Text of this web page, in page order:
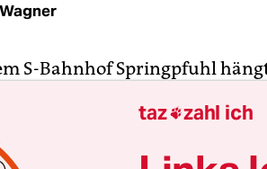
S-Bahnhof Springpfuhl
unterwegs sind, steht da:
Buchstaben, die beiden „S“
taz zahl ich